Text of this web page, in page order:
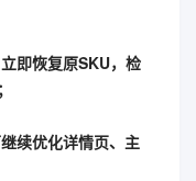
即恢复原SKU，检
续优化详情页、主